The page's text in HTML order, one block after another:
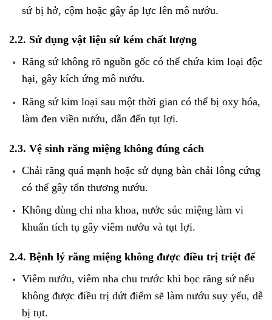
sứ bị hở, cộm hoặc gây áp lực lên mô nướu.
2.2. Sử dụng vật liệu sứ kém chất lượng
Răng sứ không rõ nguồn gốc có thể chứa kim loại độc
hại, gây kích ứng mô nướu.
Răng sứ kim loại sau một thời gian có thể bị oxy hóa,
làm đen viền nướu, dẫn đến tụt lợi.
2.3. Vệ sinh răng miệng không đúng cách
Chải răng quá mạnh hoặc sử dụng bàn chải lông cứng
có thể gây tổn thương nướu.
Không dùng chỉ nha khoa, nước súc miệng làm vi
khuẩn tích tụ gây viêm nướu và tụt lợi.
2.4. Bệnh lý răng miệng không được điều trị triệt để
Viêm nướu, viêm nha chu trước khi bọc răng sứ nếu
không được điều trị dứt điểm sẽ làm nướu suy yếu, dễ
bị tụt.